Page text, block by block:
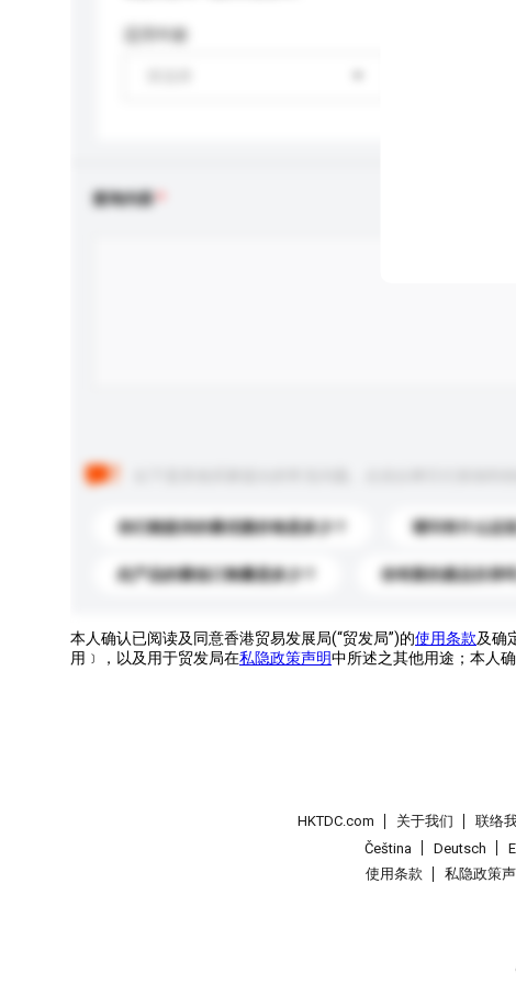
适用年龄
查询内容
你们能提供的最优惠价格是多少？ 请问有什么运
此产品的最低订购量是多少？ 你有新的產品目录吗
本人确认已阅读及同意香港贸易发展局(“贸发局”)的使用条款及确
用﹞，以及用于贸发局在私隐政策声明中所述之其他用途；本人
HKTDC.com 关于我们 联络
Čeština
Deutsch
使用条款
私隐政策